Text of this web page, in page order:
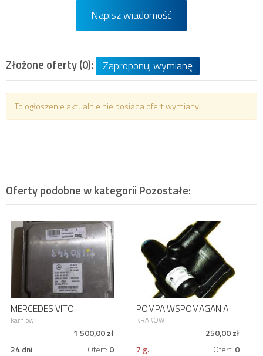
Napisz wiadomość
Złożone oferty (0): Zaproponuj wymianę
To ogłoszenie aktualnie nie posiada ofert wymiany.
Oferty podobne w kategorii Pozostałe:
MERCEDES VITO
KOMPUTER
karniow
1 500,00 zł
24 dni
Ofert: 0
POMPA WSPOMAGANIA
RENAULT CLIO I 1.4 1991-
KRAKOW
250,00 zł
7 g.
Ofert: 0